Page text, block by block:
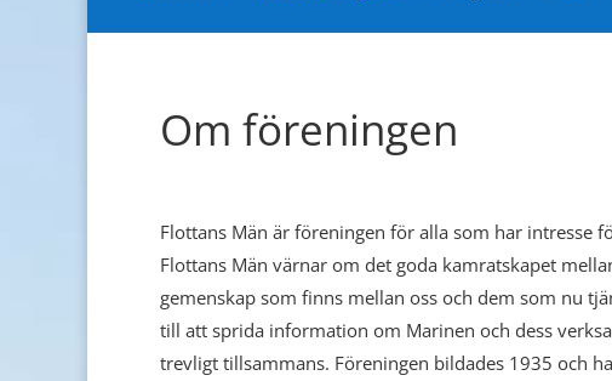
Om föreningen
Flottans Män är föreningen för alla som har intresse
Flottans Män värnar om det goda kamratskapet
gemenskap som finns mellan oss och dem som nu
till att sprida information om Marinen och dess
trevligt tillsammans. Föreningen bildades 1935 och